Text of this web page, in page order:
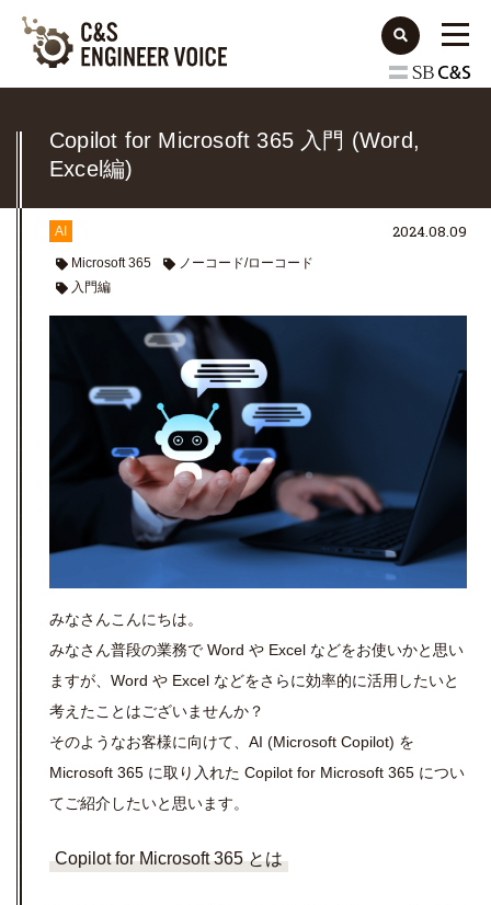
Copilot for Microsoft 365 入門 (Word,
Excel編)
AI
Microsoft 365
ノーコード/ローコード
入門編
2024.08.09
みなさんこんにちは。
みなさん普段の業務で Word や Excel などをお使いかと思い
ますが、Word や Excel などをさらに効率的に活用したいと
考えたことはございませんか？
そのようなお客様に向けて、AI (Microsoft Copilot) を
Microsoft 365 に取り入れた Copilot for Microsoft 365 につい
てご紹介したいと思います。
Copilot for Microsoft 365 とは